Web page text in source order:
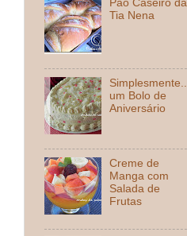
Pão Caseiro da
Tia Nena
Simplesmente...
um Bolo de
Aniversário
Creme de
Manga com
Salada de
Frutas